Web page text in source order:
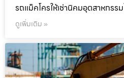
รถแม็คโครให้เช่านิคมอุตสาหกรรม
ดูเพิ่มเติม »